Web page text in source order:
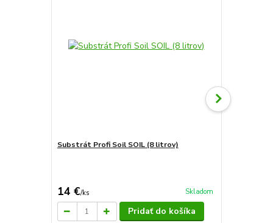
Substrát Profi Soil SOIL (8 litrov)
14 €/ks Skladom
Pridať do košíka